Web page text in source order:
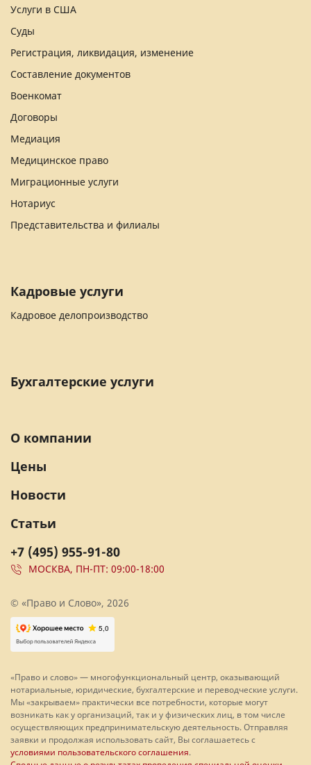
Услуги в США
Суды
Регистрация, ликвидация, изменение
Составление документов
Военкомат
Договоры
Медиация
Медицинское право
Миграционные услуги
Нотариус
Представительства и филиалы
Кадровые услуги
Кадровое делопроизводство
Бухгалтерские услуги
+7 (495) 955-91-80
МОСКВА, ПН-ПТ: 09:00-18:00
О компании
Цены
Новости
Статьи
© «Право и Слово», 2026
«Право и слово» — многофункциональный центр, оказывающий
нотариальные, юридические, бухгалтерские и переводческие услуги.
Мы «закрываем» практически все потребности, которые могут
возникать как у организаций, так и у физических лиц, в том числе
осуществляющих предпринимательскую деятельность. Отправляя
заявки и продолжая использовать сайт, Вы соглашаетесь с
условиями пользовательского соглашения.